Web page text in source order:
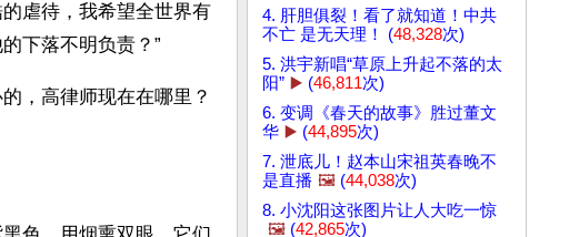
虐待，我希望全世界有
下落不明负责？”
，高律师现在在哪里？
4. 肝胆俱裂！看了就知道！中共
不亡 是无天理！ (48,328次)
5. 洪宇新唱“草原上升起不落的太
阳” ▶️ (46,811次)
6. 变调《春天的故事》胜过董文
华 ▶️ (44,895次)
7. 泄底儿！赵本山宋祖英春晚不
是直播 🖼️ (44,038次)
8. 小沈阳这张图片让人大吃一惊
🖼️ (42,865次)